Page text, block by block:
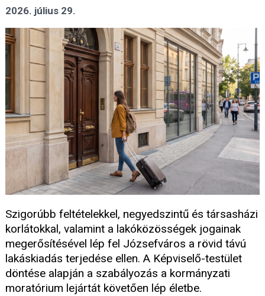
2026. július 29.
Szigorúbb feltételekkel, negyedszintű és társasházi
korlátokkal, valamint a lakóközösségek jogainak
megerősítésével lép fel Józsefváros a rövid távú
lakáskiadás terjedése ellen. A Képviselő-testület
döntése alapján a szabályozás a kormányzati
moratórium lejártát követően lép életbe.